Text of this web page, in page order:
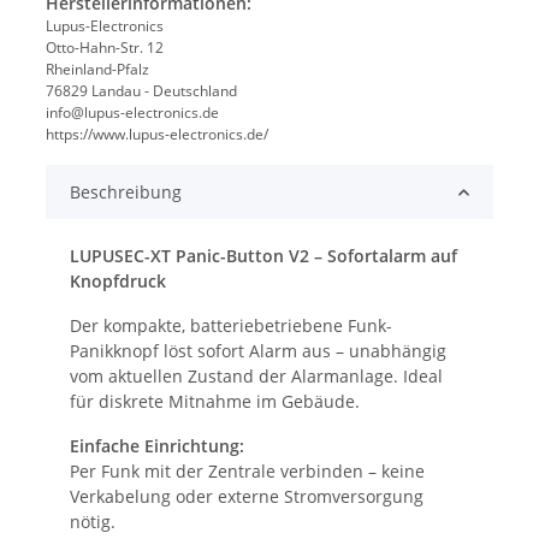
Lupus-Electronics
Otto-Hahn-Str. 12
Rheinland-Pfalz
76829 Landau - Deutschland
info@lupus-electronics.de
https://www.lupus-electronics.de/
Beschreibung
LUPUSEC-XT Panic-Button V2 – Sofortalarm auf
Knopfdruck
Der kompakte, batteriebetriebene Funk-
Panikknopf löst sofort Alarm aus – unabhängig
vom aktuellen Zustand der Alarmanlage. Ideal
für diskrete Mitnahme im Gebäude.
Einfache Einrichtung:
Per Funk mit der Zentrale verbinden – keine
Verkabelung oder externe Stromversorgung
nötig.